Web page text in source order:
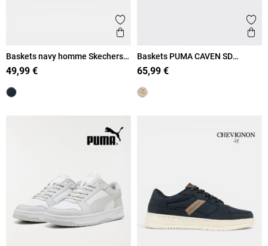
Ajouter aux favoris
Aperçu rapide
Baskets navy homme Skechers
(41-46)
49,99 €
Baskets PUMA CAVEN SD
homme (40-45)
65,99 €